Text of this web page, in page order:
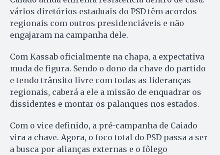
vários diretórios estaduais do PSD têm acordos
regionais com outros presidenciáveis e não
engajaram na campanha dele.
Com Kassab oficialmente na chapa, a expectativa
muda de figura. Sendo o dono da chave do partido
e tendo trânsito livre com todas as lideranças
regionais, caberá a ele a missão de enquadrar os
dissidentes e montar os palanques nos estados.
Com o vice definido, a pré-campanha de Caiado
vira a chave. Agora, o foco total do PSD passa a ser
a busca por alianças externas e o fôlego